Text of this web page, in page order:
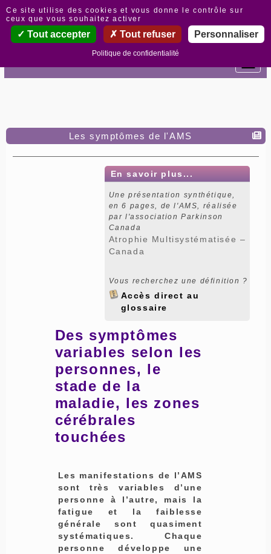
Les symptômes de l'AMS
En savoir plus...
Une présentation synthétique,
en 6 pages, de l'AMS, réalisée
par l'association Parkinson
Canada
Atrophie Multisystématisée –
Canada
Vous recherchez une définition ?
Accès direct au
glossaire
Des symptômes
variables selon les
personnes, le
stade de la
maladie, les zones
cérébrales
touchées
Les manifestations de l’AMS
sont très variables d’une
personne à l’autre, mais la
fatigue et la faiblesse
générale sont quasiment
systématiques. Chaque
personne développe une
Panneau de gestion des cookies
Ce site utilise des cookies et vous donne le contrôle sur
ceux que vous souhaitez activer
Tout accepter Tout refuser Personnaliser
Politique de confidentialité